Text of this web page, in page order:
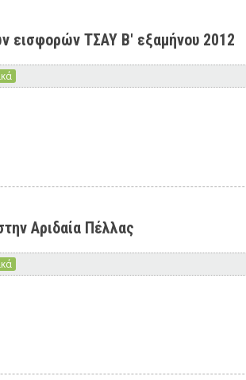
εισφορών ΤΣΑΥ Β' εξαμήνου 2012
Αριδαία Πέλλας